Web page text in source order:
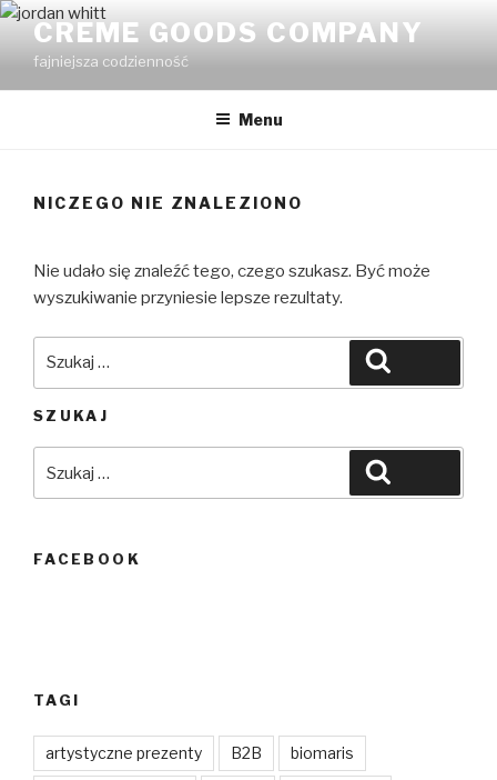
Przejdź
treści
CREME GOODS COMPANY
fajniejsza codzienność
Menu
NICZEGO NIE ZNALEZIONO
Nie udało się znaleźć tego, czego szukasz. Być może
wyszukiwanie przyniesie lepsze rezultaty.
SZUKAJ
FACEBOOK
TAGI
artystyczne prezenty B2B biomaris